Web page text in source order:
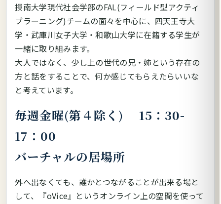
摂南大学現代社会学部のFAL(フィールド型アクティ
ブラーニング)チームの面々を中心に、四天王寺大
学・武庫川女子大学・和歌山大学に在籍する学生が
一緒に取り組みます。
大人ではなく、少し上の世代の兄・姉という存在の
方と話をすることで、何か感じてもらえたらいいな
と考えています。
毎週金曜(第４除く) 15：30-
17：00
バーチャルの居場所
外へ出なくても、誰かとつながることが出来る場と
して、『oVice』というオンライン上の空間を使って